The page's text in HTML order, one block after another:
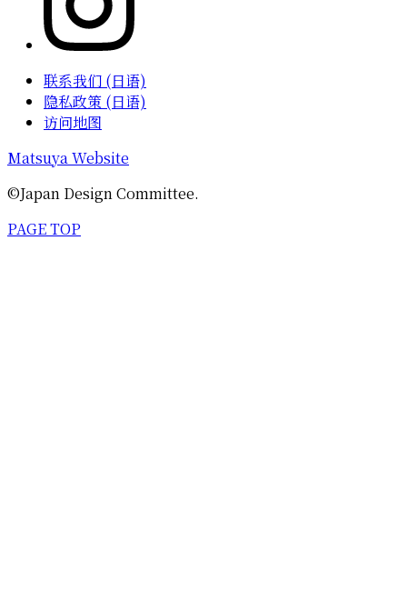
联系我们 (日语)
隐私政策 (日语)
访问地图
Matsuya Website
©Japan Design Committee.
PAGE TOP